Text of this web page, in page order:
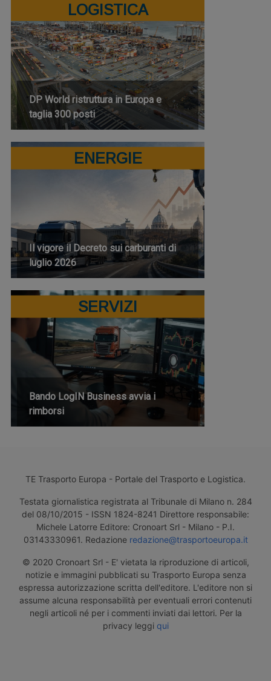
LOGISTICA
DP World ristruttura in Europa e
taglia 300 posti
ENERGIE
Il vigore il Decreto sui carburanti di
luglio 2026
SERVIZI
Bando LogIN Business avvia i
rimborsi
TE Trasporto Europa - Portale del Trasporto e Logistica.
Testata giornalistica registrata al Tribunale di Milano n. 284
del 08/10/2015 - ISSN 1824-8241 Direttore responsabile:
Michele Latorre Editore: Cronoart Srl - Milano - P.I.
03143330961. Redazione redazione@trasportoeuropa.it
© 2020 Cronoart Srl - E' vietata la riproduzione di articoli,
notizie e immagini pubblicati su Trasporto Europa senza
espressa autorizzazione scritta dell'editore. L'editore non si
assume alcuna responsabilità per eventuali errori contenuti
negli articoli né per i commenti inviati dai lettori. Per la
privacy leggi qui